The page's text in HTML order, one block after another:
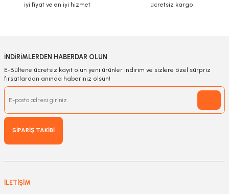
iyi fiyat ve en iyi hizmet
ücretsiz kargo
İNDİRİMLERDEN HABERDAR OLUN
E-Bültene ücretsiz kayıt olun yeni ürünler indirim ve sizlere özel sürpriz
fırsatlardan anında haberiniz olsun!
SİPARİŞ TAKİBİ
İLETİŞİM